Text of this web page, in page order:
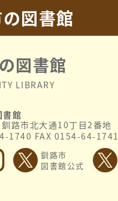
図書館
令和3年度
図書館
LIBRARY
書館
路市北大通10丁目2番地
1740 FAX 0154-64-1741
釧路市
図書館公式